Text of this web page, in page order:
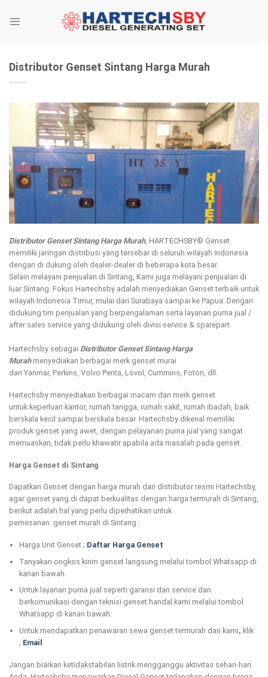
Distributor Genset Sintang Harga Murah
Distributor Genset Sintang Harga Murah, HARTECHSBY® Genset
memiliki jaringan distribusi yang tersebar di seluruh wilayah Indonesia
dengan di dukung oleh dealer-dealer di beberapa kota besar.
Selain melayani penjualan di Sintang, Kami juga melayani penjualan di
luar Sintang. Fokus Hartechsby adalah menyediakan Genset terbaik untuk
wilayah Indonesia Timur, mulai dari Surabaya sampai ke Papua. Dengan
didukung tim penjualan yang berpengalaman serta layanan purna jual /
after sales service yang didukung oleh divisi service & sparepart.
Hartechsby sebagai Distributor Genset Sintang Harga
Murahmenyediakan berbagai merk genset murai
dari Yanmar, Perkins, Volvo Penta, Lovol, Cummins, Foton, dll.
Hartechsby menyediakan berbagai macam dan merk genset
untuk keperluan kantor, rumah tangga, rumah sakit, rumah ibadah, baik
berskala kecil sampai berskala besar. Hartechsby dikenal memiliki
produk genset yang awet, dengan pelayanan purna jual yang sangat
memuaskan, tidak perlu khawatir apabila ada masalah pada genset.
Harga Genset di Sintang
Dapatkan Genset dengan harga murah dari distributor resmi Hartechsby,
agar genset yang di dapat berkualitas dengan harga termurah di Sintang,
berikut adalah hal yang perlu diperhatikan untuk
pemesanan genset murah di Sintang :
Harga Unit Genset ; Daftar Harga Genset
Tanyakan ongkos kirim genset langsung melalui tombol Whatsapp di
kanan bawah.
Untuk layanan purna jual seperti garansi dan service dan
berkomunikasi dengan teknisi genset handal kami melalui tombol
Whatsapp di kanan bawah.
Untuk mendapatkan penawaran sewa genset termurah dari kami, klik
; Email
Jangan biarkan ketidakstabilan listrik mengganggu aktivitas sehari-hari